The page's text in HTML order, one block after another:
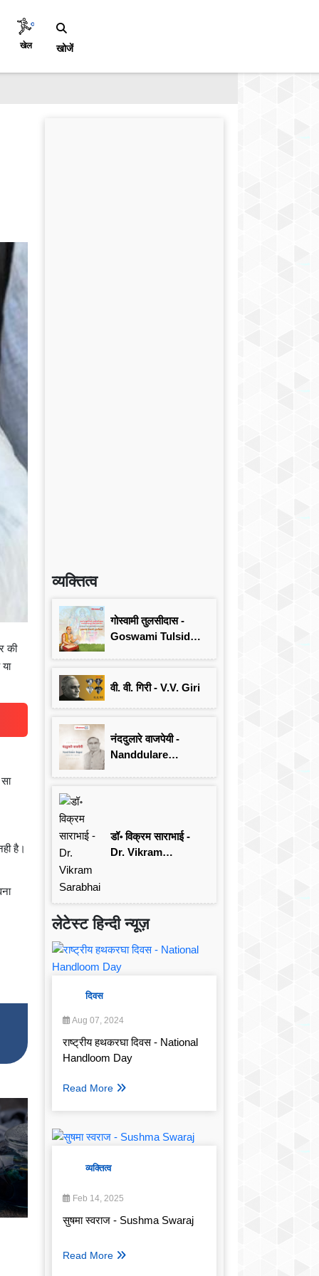
खेल खोजें
की
है।
व्यक्तित्व
गोस्वामी तुलसीदास -
Goswami Tulsidas:
वी. वी. गिरी - V.V. Giri
नंददुलारे वाजपेयी -
Nanddulare
डॉ॰ विक्रम साराभाई -
Dr. Vikram
लेटेस्ट हिन्दी न्यूज़
दिवस
Aug 07, 2024
राष्ट्रीय हथकरघा दिवस - National
Handloom Day
Read More
व्यक्तित्व
Feb 14, 2025
सुषमा स्वराज - Sushma Swaraj
Read More